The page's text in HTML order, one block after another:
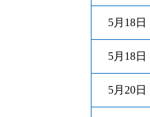
5月18日
5月18日
5月20日